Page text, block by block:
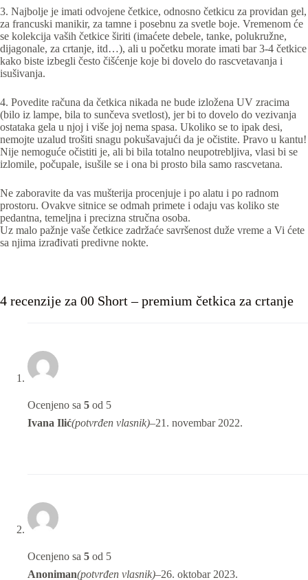
3. Najbolje je imati odvojene četkice, odnosno četkicu za providan gel,
za francuski manikir, za tamne i posebnu za svetle boje. Vremenom će
se kolekcija vaših četkice širiti (imaćete debele, tanke, polukružne,
dijagonale, za crtanje, itd…), ali u početku morate imati bar 3-4 četkice
kako biste izbegli često čišćenje koje bi dovelo do rascvetavanja i
isušivanja.
4. Povedite računa da četkica nikada ne bude izložena UV zracima
(bilo iz lampe, bila to sunčeva svetlost), jer bi to dovelo do vezivanja
ostataka gela u njoj i više joj nema spasa. Ukoliko se to ipak desi,
nemojte uzalud trošiti snagu pokušavajući da je očistite. Pravo u kantu!
Nije nemoguće očistiti je, ali bi bila totalno neupotrebljiva, vlasi bi se
izlomile, počupale, isušile se i ona bi prosto bila samo rascvetana.
Ne zaboravite da vas mušterija procenjuje i po alatu i po radnom
prostoru. Ovakve sitnice se odmah primete i odaju vas koliko ste
pedantna, temeljna i precizna stručna osoba.
Uz malo pažnje vaše četkice zadržaće savršenost duže vreme a Vi ćete
sa njima izrađivati predivne nokte.
4 recenzije za 00 Short – premium četkica za crtanje
Ocenjeno sa 5 od 5
Ivana Ilić(potvrđen vlasnik)–21. novembar 2022.
Ocenjeno sa 5 od 5
Anoniman(potvrđen vlasnik)–26. oktobar 2023.